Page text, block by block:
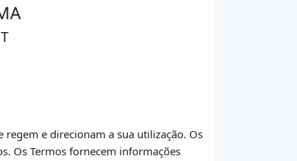
regem e direcionam a sua utilização. Os
Os Termos fornecem informações